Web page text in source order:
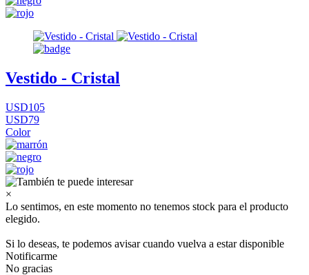
Vestido - Cristal
USD105
USD79
Color
×
Lo sentimos, en este momento no tenemos stock para el producto
elegido.
Si lo deseas, te podemos avisar cuando vuelva a estar disponible
Notificarme
No gracias